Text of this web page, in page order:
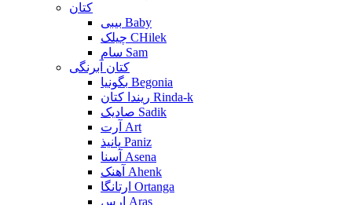
کتان
بیبی Baby
چیلک CHilek
سام Sam
کتان آبرنگی
بگونیا Begonia
ریندا کتان Rinda-k
صادیک Sadik
آرت Art
پانیذ Paniz
آسنا Asena
آهنک Ahenk
ارتانگا Ortanga
ارس Aras